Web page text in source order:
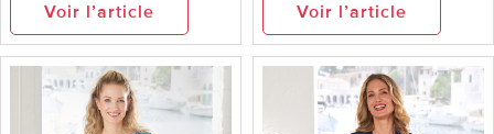
Voir l’article Voir l’article